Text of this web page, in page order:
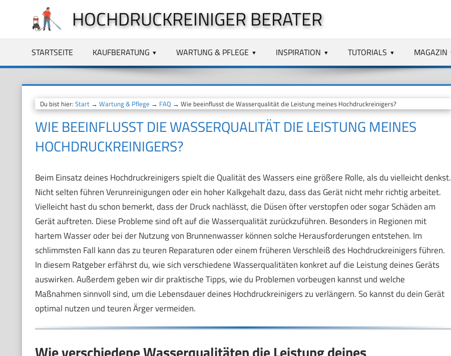
springen
HOCHDRUCKREINIGER BERATER
STARTSEITE KAUFBERATUNG WARTUNG & PFLEGE INSPIRATION TUTORIALS MAGAZIN
Du bist hier: Start→ Wartung & Pflege → FAQ → Wie beeinflusst die Wasserqualität die Leistung meines Hochdruckreinigers?
WIE BEEINFLUSST DIE WASSERQUALITÄT DIE LEISTUNG MEINES
HOCHDRUCKREINIGERS?
Beim Einsatz deines Hochdruckreinigers spielt die Qualität des Wassers eine größere Rolle, als du vielleicht denkst.
Nicht selten führen Verunreinigungen oder ein hoher Kalkgehalt dazu, dass das Gerät nicht mehr richtig arbeitet.
Vielleicht hast du schon bemerkt, dass der Druck nachlässt, die Düsen öfter verstopfen oder sogar Schäden am
Gerät auftreten. Diese Probleme sind oft auf die Wasserqualität zurückzuführen. Besonders in Regionen mit
hartem Wasser oder bei der Nutzung von Brunnenwasser können solche Herausforderungen entstehen. Im
schlimmsten Fall kann das zu teuren Reparaturen oder einem früheren Verschleiß des Hochdruckreinigers führen.
In diesem Ratgeber erfährst du, wie sich verschiedene Wasserqualitäten konkret auf die Leistung deines Geräts
auswirken. Außerdem geben wir dir praktische Tipps, wie du Problemen vorbeugen kannst und welche
Maßnahmen sinnvoll sind, um die Lebensdauer deines Hochdruckreinigers zu verlängern. So kannst du dein Gerät
optimal nutzen und teuren Ärger vermeiden.